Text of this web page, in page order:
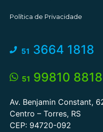
Política de Privacidade
51 3664 1818
51 99810 8818
Av. Benjamin Constant,
Centro – Torres, RS
CEP: 94720-092